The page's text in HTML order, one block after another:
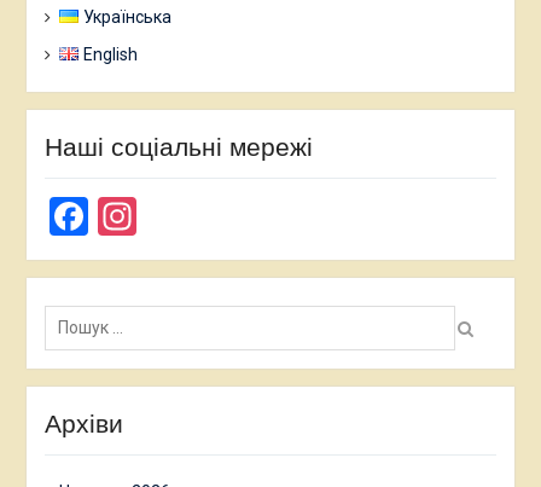
Українська
English
Наші соціальні мережі
Facebook
Instagram
Пошук:
Архіви